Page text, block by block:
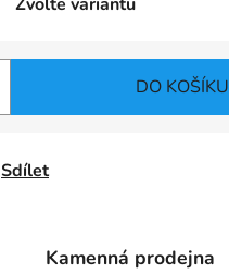
DO KOŠÍKU
Sdílet
Kamenná prodejna